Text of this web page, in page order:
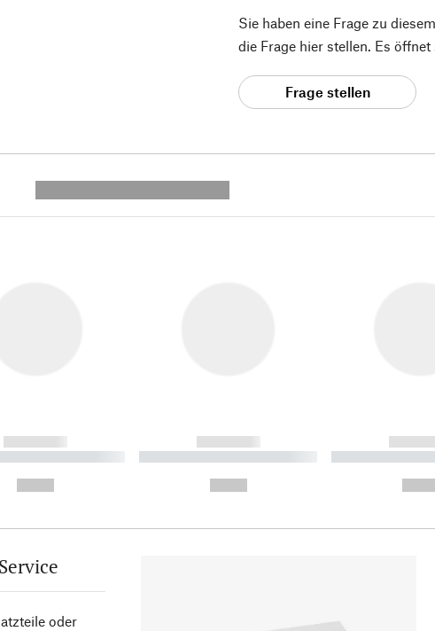
Sie haben eine Frage zu
die Frage hier stellen. Es
Frage stellen
------------
----------- ----------
------------
----------- ----------- ----------
-----------
oder